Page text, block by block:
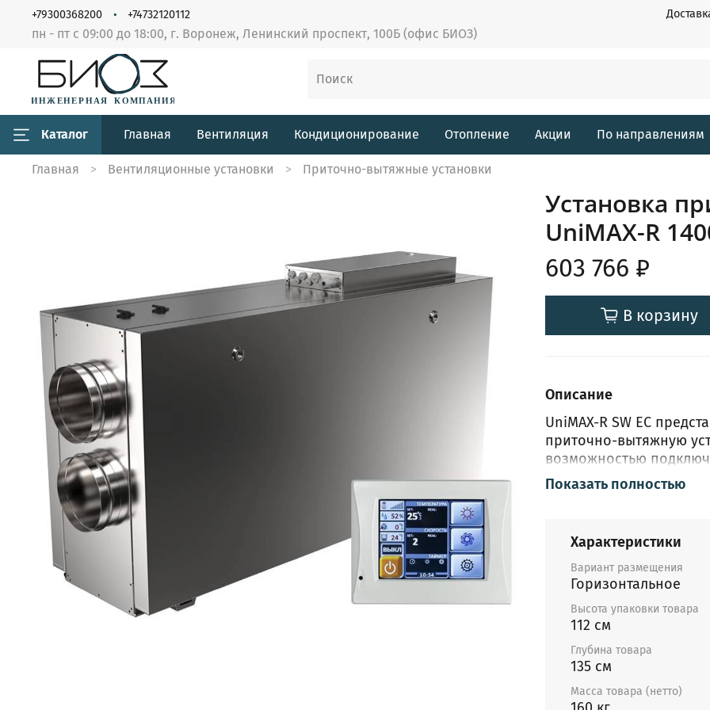
пн - пт с 09:00 до 18:00, г. Воронеж, Ленинский проспект, 100Б (офис БИОЗ)
+79300368200 +74732120112
Каталог Главная Вентиляция Кондиционирование Отопление Акции По направлениям
Главная Вентиляционные установки Приточно-вытяжные установки
Установка
UniMAX-R
603 766 ₽
В корзину
Описание
UniMAX-R SW EC
приточно-вытяжную
возможностью
предназначены для
извлекая из него
Тем самым установки
эффективно
ограничения на
непосредственно в
Очистка приточного
фильтра класса EU5.
водяного
Показать полностью
Характеристики
Вариант размещения
Горизонтальное
Высота упаковки товара
112 см
Глубина товара
135 см
Масса товара (нетто)